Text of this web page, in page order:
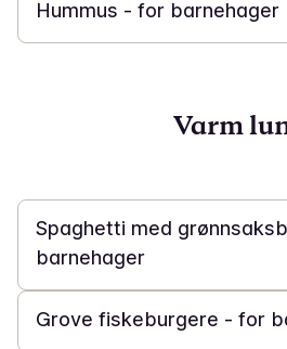
Hummus - for barnehager
Varm
Spaghetti med
barnehager
20 min
Grove fiskeburgere - for
40 min